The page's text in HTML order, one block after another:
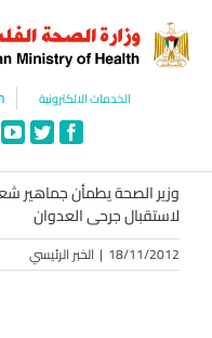
content
الخدمات الالكترونية
Facebook
وزير الصحة يطمأن جماهير
لاستقبال جرحى العدوان
18/11/2012
| الخبر الرئيسي